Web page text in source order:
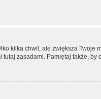
kilka chwil, ale zwiększa
zasadami. Pamiętaj także, by